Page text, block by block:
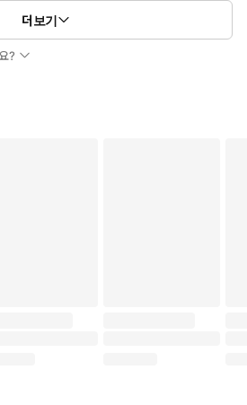
나고 있다고 생각했지만,
익률은 다른 결과를 보여준다.
더보기
?